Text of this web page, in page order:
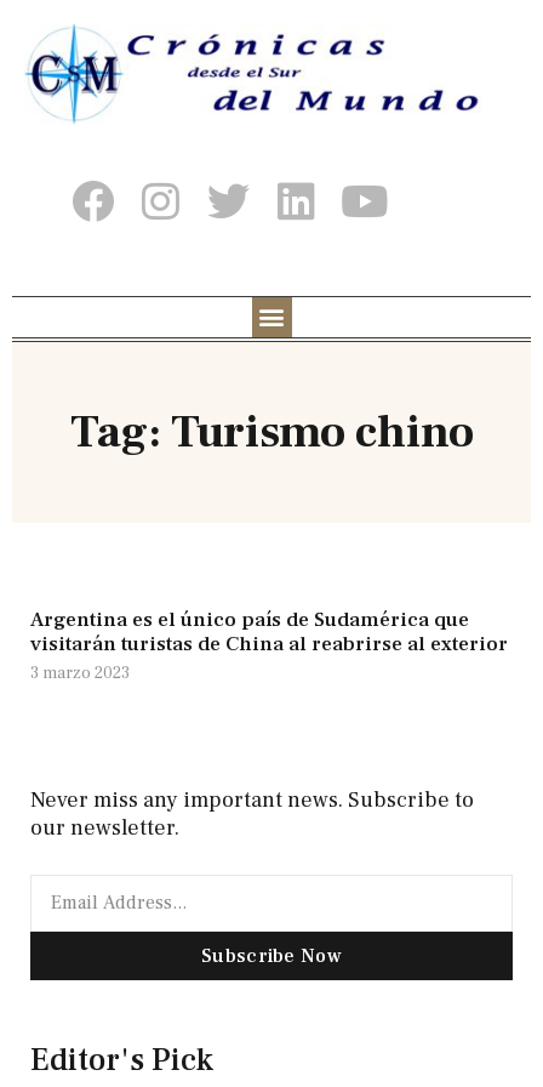
Tag: Turismo chino
Argentina es el único país de Sudamérica que
visitarán turistas de China al reabrirse al exterior
3 marzo 2023
Never miss any important news. Subscribe to
our newsletter.
Subscribe Now
Editor's Pick